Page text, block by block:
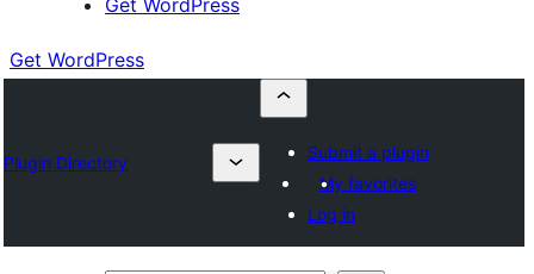
Get WordPress
Get WordPress
Plugin Directory
Submit a plugin
My favorites
Log in